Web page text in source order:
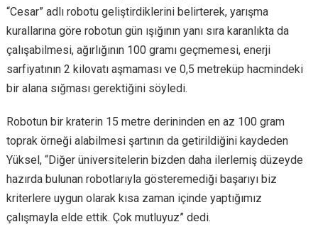
“Cesar” adlı robotu geliştirdiklerini belirterek, yarışma
kurallarına göre robotun gün ışığının yanı sıra karanlıkta da
çalışabilmesi, ağırlığının 100 gramı geçmemesi, enerji
sarfiyatının 2 kilovatı aşmaması ve 0,5 metreküp hacmindeki
bir alana sığması gerektiğini söyledi.
Robotun bir kraterin 15 metre derininden en az 100 gram
toprak örneği alabilmesi şartının da getirildiğini kaydeden
Yüksel, “Diğer üniversitelerin bizden daha ilerlemiş düzeyde
hazırda bulunan robotlarıyla gösteremediği başarıyı biz
kriterlere uygun olarak kısa zaman içinde yaptığımız
çalışmayla elde ettik. Çok mutluyuz” dedi.